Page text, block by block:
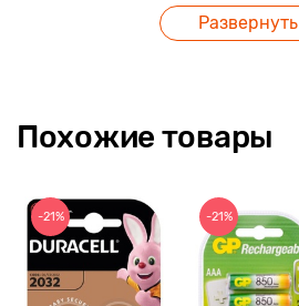
Развернуть
Похожие товары
-21% -21%